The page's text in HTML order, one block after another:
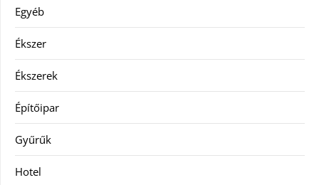
Egyéb
Ékszer
Ékszerek
Építőipar
Gyűrűk
Hotel